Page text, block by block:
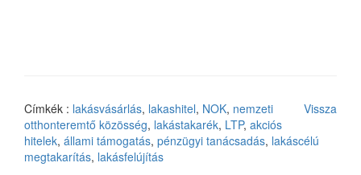
Vissza
Címkék : lakásvásárlás, lakashitel, NOK, nemzeti
otthonteremtő közösség, lakástakarék, LTP, akciós
hitelek, állami támogatás, pénzügyi tanácsadás, lakáscélú
megtakarítás, lakásfelújítás